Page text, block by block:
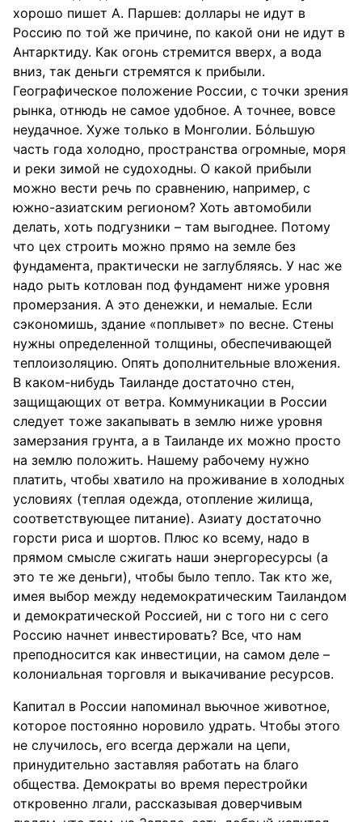
хорошо пишет А. Паршев: доллары не идут в
Россию по той же причине, по какой они не идут в
Антарктиду. Как огонь стремится вверх, а вода
вниз, так деньги стремятся к прибыли.
Географическое положение России, с точки зрения
рынка, отнюдь не самое удобное. А точнее, вовсе
неудачное. Хуже только в Монголии. Бόльшую
часть года холодно, пространства огромные, моря
и реки зимой не судоходны. О какой прибыли
можно вести речь по сравнению, например, с
южно-азиатским регионом? Хоть автомобили
делать, хоть подгузники – там выгоднее. Потому
что цех строить можно прямо на земле без
фундамента, практически не заглубляясь. У нас же
надо рыть котлован под фундамент ниже уровня
промерзания. А это денежки, и немалые. Если
сэкономишь, здание «поплывет» по весне. Стены
нужны определенной толщины, обеспечивающей
теплоизоляцию. Опять дополнительные вложения.
В каком-нибудь Таиланде достаточно стен,
защищающих от ветра. Коммуникации в России
следует тоже закапывать в землю ниже уровня
замерзания грунта, а в Таиланде их можно просто
на землю положить. Нашему рабочему нужно
платить, чтобы хватило на проживание в холодных
условиях (теплая одежда, отопление жилища,
соответствующее питание). Азиату достаточно
горсти риса и шортов. Плюс ко всему, надо в
прямом смысле сжигать наши энергоресурсы (а
это те же деньги), чтобы было тепло. Так кто же,
имея выбор между недемократическим Таиландом
и демократической Россией, ни с того ни с сего
Россию начнет инвестировать? Все, что нам
преподносится как инвестиции, на самом деле –
колониальная торговля и выкачивание ресурсов.
Капитал в России напоминал вьючное животное,
которое постоянно норовило удрать. Чтобы этого
не случилось, его всегда держали на цепи,
принудительно заставляя работать на благо
общества. Демократы во время перестройки
откровенно лгали, рассказывая доверчивым